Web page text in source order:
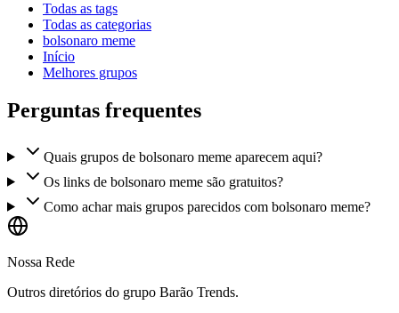
Todas as tags
Todas as categorias
bolsonaro meme
Início
Melhores grupos
Perguntas frequentes
Quais grupos de bolsonaro meme aparecem aqui?
Os links de bolsonaro meme são gratuitos?
Como achar mais grupos parecidos com bolsonaro meme?
Nossa Rede
Outros diretórios do grupo Barão Trends.